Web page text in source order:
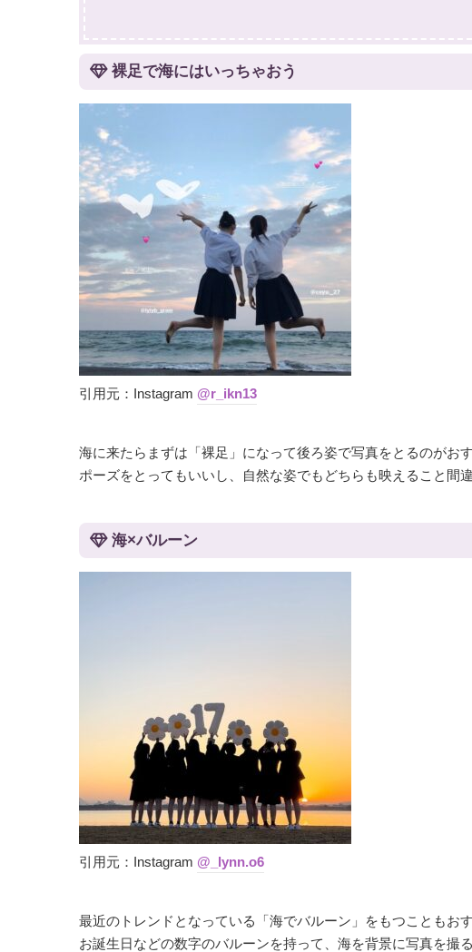
裸足で海にはいっちゃおう
引用元：Instagram @r_ikn13
海に来たらまずは「裸足」になって後ろ姿で写真をとるのがおす
ポーズをとってもいいし、自然な姿でもどちらも映えること間違
海×バルーン
引用元：Instagram @_lynn.o6
最近のトレンドとなっている「海でバルーン」をもつこともお
お誕生日などの数字のバルーンを持って、海を背景に写真を撮